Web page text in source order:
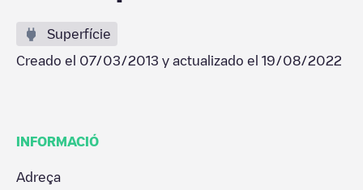
Superfície
Creado el 07/03/2013 y actualizado el 19/08/2022
INFORMACIÓ
Adreça